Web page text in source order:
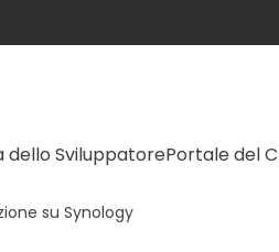
dello SviluppatorePortale del
su Synology